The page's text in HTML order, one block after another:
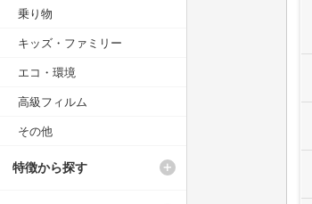
乗り物
キッズ・ファミリー
エコ・環境
高級フィルム
その他
特徴から探す